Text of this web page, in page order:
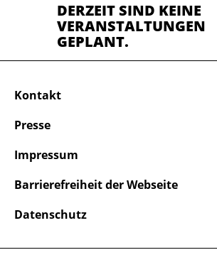
DERZEIT SIND KEINE
VERANSTALTUNGEN
GEPLANT.
Kontakt
Presse
Impressum
Barrierefreiheit der Webseite
Datenschutz